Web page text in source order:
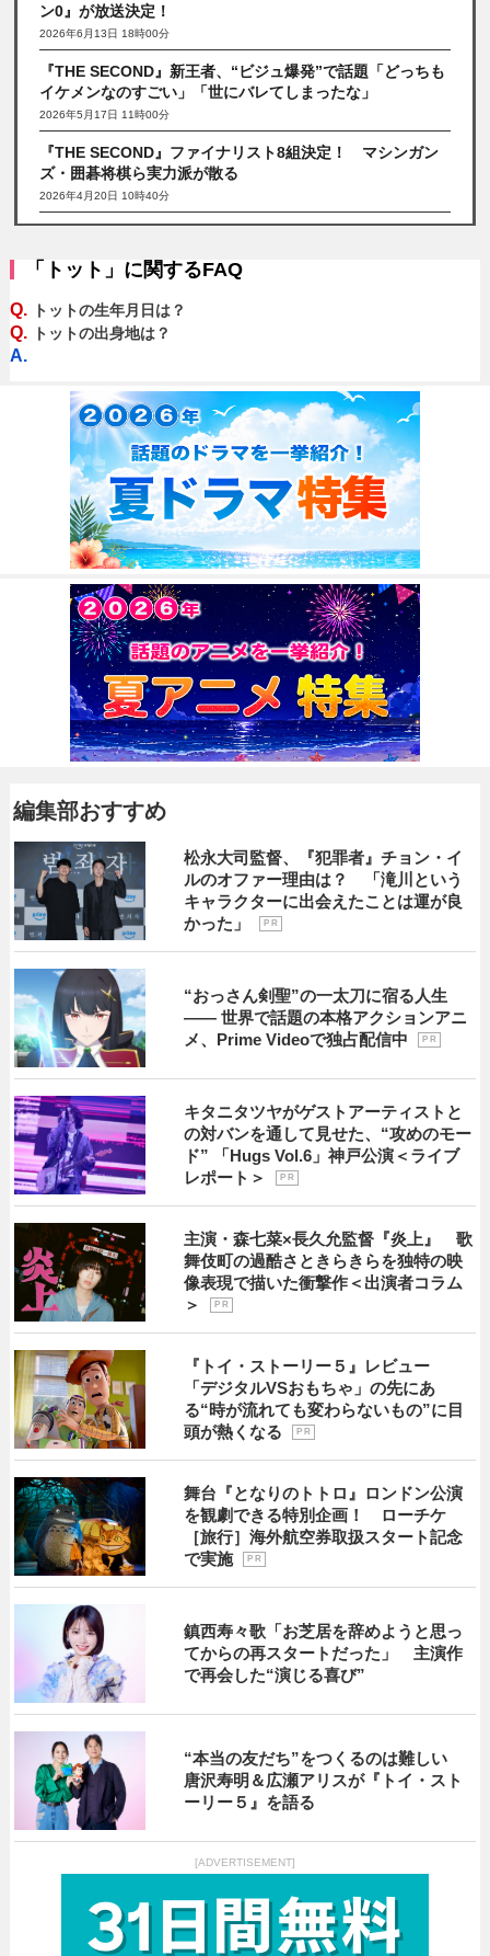
ン0』が放送決定！
2026年6月13日 18時00分
『THE SECOND』新王者、“ビジュ爆発”で話題「どっちも
イケメンなのすごい」「世にバレてしまったな」
2026年5月17日 11時00分
『THE SECOND』ファイナリスト8組決定！ マシンガン
ズ・囲碁将棋ら実力派が散る
2026年4月20日 10時40分
「トット」に関するFAQ
Q. トットの生年月日は？
Q. トットの出身地は？
A.
編集部おすすめ
松永大司監督、『犯罪者』チョン・イ
ルのオファー理由は？ 「滝川という
キャラクターに出会えたことは運が良
かった」
P R
“おっさん剣聖”の一太刀に宿る人生
―― 世界で話題の本格アクションアニ
メ、Prime Videoで独占配信中
P R
キタニタツヤがゲストアーティストと
の対バンを通して見せた、“攻めのモー
ド” 「Hugs Vol.6」神戸公演＜ライブ
レポート＞
P R
主演・森七菜×長久允監督『炎上』 歌
舞伎町の過酷さときらきらを独特の映
像表現で描いた衝撃作＜出演者コラム
＞
P R
『トイ・ストーリー５』レビュー
「デジタルVSおもちゃ」の先にあ
る“時が流れても変わらないもの”に目
頭が熱くなる
P R
舞台『となりのトトロ』ロンドン公演
を観劇できる特別企画！ ローチケ
［旅行］海外航空券取扱スタート記念
で実施
P R
鎮西寿々歌「お芝居を辞めようと思っ
てからの再スタートだった」 主演作
で再会した“演じる喜び”
“本当の友だち”をつくるのは難しい
唐沢寿明＆広瀬アリスが『トイ・スト
ーリー５』を語る
[ADVERTISEMENT]